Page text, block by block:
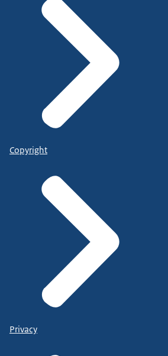
Copyright
Privacy